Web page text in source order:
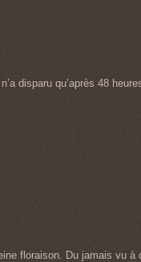
disparu qu’après 48
floraison. Du jamais vu à